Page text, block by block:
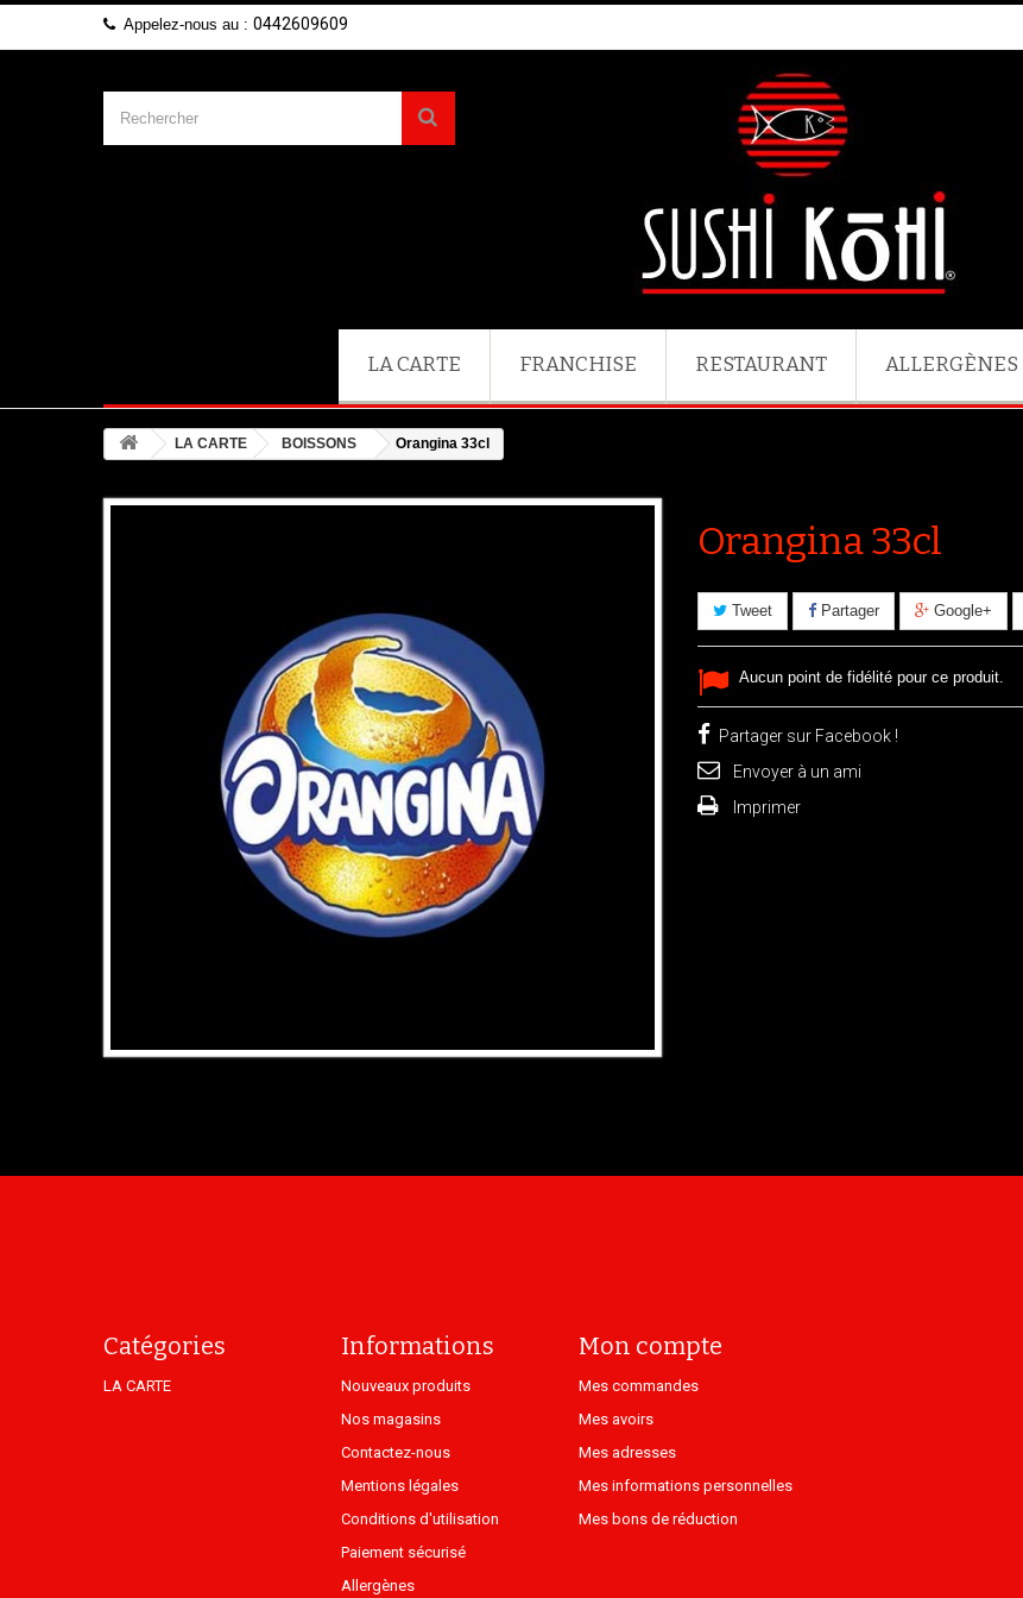
Appelez-nous au : 0442609609
LA CARTE FRANCHISE RESTAURANT ALLERGÈNES
LA CARTE BOISSONS Orangina 33cl
Orangina 33cl
Tweet Partager Google+
Aucun point de fidélité pour ce produit.
Partager sur Facebook !
Envoyer à un ami
Imprimer
Catégories
LA CARTE
Informations
Nouveaux produits
Nos magasins
Contactez-nous
Mentions légales
Conditions d'utilisation
Paiement sécurisé
Allergènes
Mon compte
Mes commandes
Mes avoirs
Mes adresses
Mes informations personnelles
Mes bons de réduction